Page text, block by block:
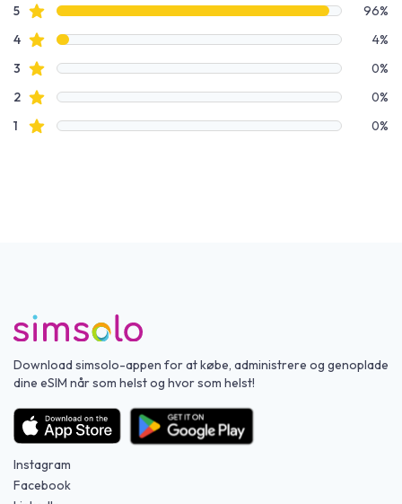
Anmeldelsesdata
5Stjerneanmeldelser
96%
4Stjerneanmeldelser
4%
3 Stjerneanmeldelser
0%
2Stjerneanmeldelser
0%
1 Stjerneanmeldelser 0%
Download simsolo-appen for at købe, administrere og genoplade
dine eSIM når som helst og hvor som helst!
Instagram
Facebook